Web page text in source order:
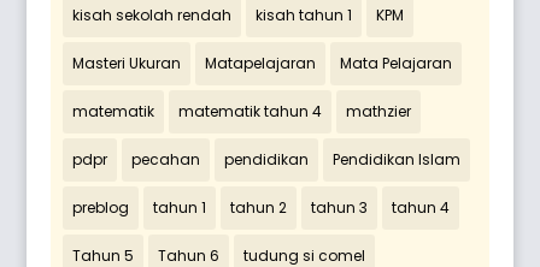
kisah sekolah rendah kisah tahun 1 KPM
Masteri Ukuran Matapelajaran Mata Pelajaran
matematik matematik tahun 4 mathzier
pdpr pecahan pendidikan Pendidikan Islam
preblog tahun 1 tahun 2 tahun 3 tahun 4
Tahun 5 Tahun 6 tudung si comel